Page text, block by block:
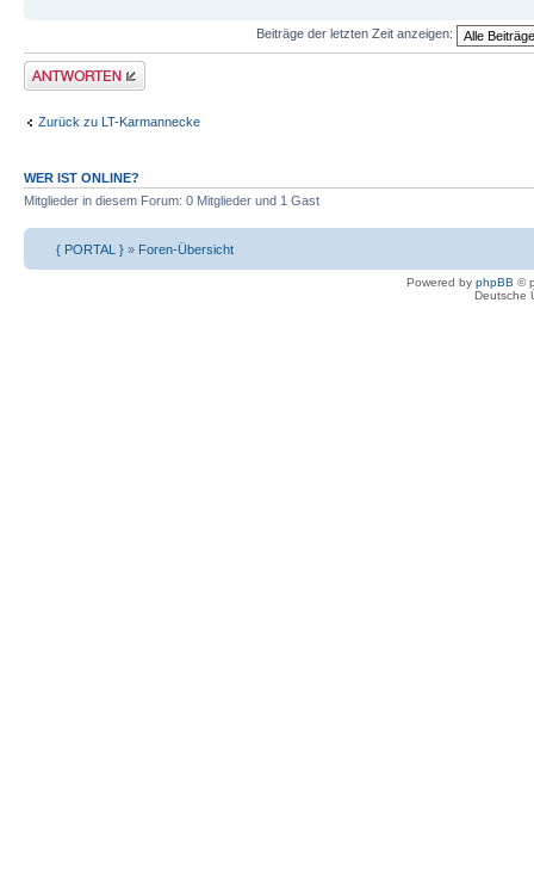
Beiträge der letzten Zeit anzeigen:
Antwort erstellen
Zurück zu LT-Karmannecke
WER IST ONLINE?
Mitglieder in diesem Forum: 0 Mitglieder und 1 Gast
{ PORTAL } » Foren-Übersicht
Powered by phpBB ©
Deutsche